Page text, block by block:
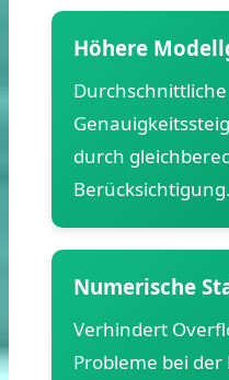
Höhere
Durchschnittliche
durch
Berücksichtigung.
Numerische
Verhindert
Probleme bei